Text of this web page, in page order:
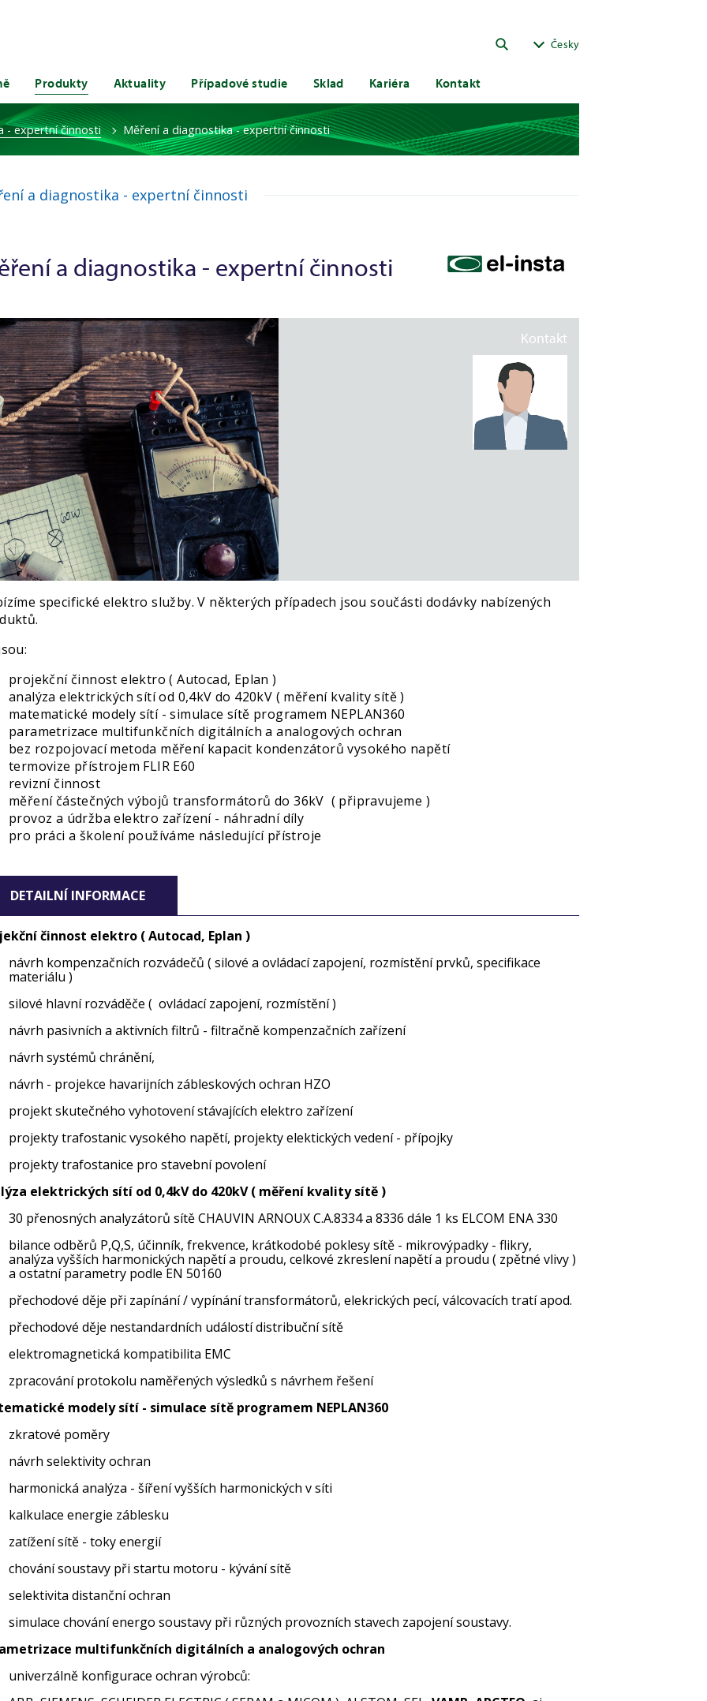
ok Česky
Produkty Aktuality Případové studie Sklad Kariéra Kontakt
- expertní činnosti Měření a diagnostika - expertní činnosti
a diagnostika - expertní činnosti
a diagnostika - expertní činnosti
Kontakt
specifické elektro služby. V některých případech jsou součásti dodávky nabízených
projekční činnost elektro ( Autocad, Eplan )
analýza elektrických sítí od 0,4kV do 420kV ( měření kvality sítě )
matematické modely sítí - simulace sítě programem NEPLAN360
parametrizace multifunkčních digitálních a analogových ochran
bez rozpojovací metoda měření kapacit kondenzátorů vysokého napětí
termovize přístrojem FLIR E60
revizní činnost
měření částečných výbojů transformátorů do 36kV ( připravujeme )
provoz a údržba elektro zařízení - náhradní díly
pro práci a školení používáme následující přístroje
DETAILNÍ INFORMACE
činnost elektro ( Autocad, Eplan )
návrh kompenzačních rozvádečů ( silové a ovládací zapojení, rozmístění prvků, specifikace
materiálu )
silové hlavní rozváděče ( ovládací zapojení, rozmístění )
návrh pasivních a aktivních filtrů - filtračně kompenzačních zařízení
návrh systémů chránění,
návrh - projekce havarijních zábleskových ochran HZO
projekt skutečného vyhotovení stávajících elektro zařízení
projekty trafostanic vysokého napětí, projekty elektických vedení - přípojky
projekty trafostanice pro stavební povolení
elektrických sítí od 0,4kV do 420kV ( měření kvality sítě )
30 přenosných analyzátorů sítě CHAUVIN ARNOUX C.A.8334 a 8336 dále 1 ks ELCOM ENA 330
bilance odběrů P,Q,S, účinník, frekvence, krátkodobé poklesy sítě - mikrovýpadky - flikry,
analýza vyšších harmonických napětí a proudu, celkové zkreslení napětí a proudu ( zpětné vlivy )
a ostatní parametry podle EN 50160
přechodové děje při zapínání / vypínání transformátorů, elekrických pecí, válcovacích tratí apod.
přechodové děje nestandardních událostí distribuční sítě
elektromagnetická kompatibilita EMC
zpracování protokolu naměřených výsledků s návrhem řešení
modely sítí - simulace sítě programem NEPLAN360
zkratové poměry
návrh selektivity ochran
harmonická analýza - šíření vyšších harmonických v síti
kalkulace energie záblesku
zatížení sítě - toky energií
chování soustavy při startu motoru - kývání sítě
selektivita distanční ochran
simulace chování energo soustavy při různých provozních stavech zapojení soustavy.
multifunkčních digitálních a analogových ochran
univerzálně konfigurace ochran výrobců: